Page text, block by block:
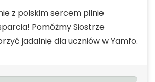
z polskim sercem pilnie
Pomóżmy Siostrze
jadalnię dla uczniów w Yamfo.